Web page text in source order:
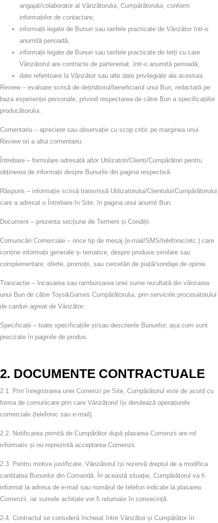
angajat/colaborator al Vânzătorului, Cumpărătorului, conform
informațiilor de contactare;
informații legate de Bunuri sau tarifele practicate de Vânzător într-o
anumită perioadă;
informații legate de Bunuri sau tarifele practicate de terți cu care
Vânzătorul are contracte de parteneriat, într-o anumită perioadă;
date referitoare la Vânzător sau alte date privilegiate ale acestuia.
Review– evaluare scrisă de deținătorul/beneficiarul unui Bun, redactată pe
baza experienței personale, privind respectarea de către Bun a specificațiilor
producătorului.
Comentariu – apreciere sau observație cu scop critic pe marginea unui
Review ori a altui comentariu.
Întrebare – formulare adresată altor Utilizatori/Clienți/Cumpărători pentru
obținerea de informații despre Bunurile din pagina respectivă.
Răspuns – informație scrisă transmisă Utilizatorului/Clientului/Cumpărătorului
care a adresat o Întrebare în Site, în pagina unui anumit Bun.
Document – prezenta secțiune de Termeni și Condiții.
Comunicări Comerciale – orice tip de mesaj (e‑mail/SMS/telefonic/etc.) care
conține informații generale și tematice, despre produse similare sau
complementare, oferte, promoții, sau cercetări de piață/sondaje de opinie.
Tranzacție – încasarea sau rambursarea unei sume rezultată din vânzarea
unui Bun de către Toys&Games Cumpărătorului, prin serviciile procesatorului
de carduri agreat de Vânzător.
Specificații – toate specificațiile și/sau descrierile Bunurilor, așa cum sunt
precizate în paginile de produs.
2. DOCUMENTE CONTRACTUALE
2.1.
Prin înregistrarea unei Comenzi pe Site, Cumpărătorul este de acord cu
forma de comunicare prin care Vânzătorul își derulează operațiunile
comerciale (telefonic sau e‑mail).
2.2.
Notificarea primită de Cumpărător după plasarea Comenzii are rol
informativ și nu reprezintă acceptarea Comenzii.
2.3.
Pentru motive justificate, Vânzătorul își rezervă dreptul de a modifica
cantitatea Bunurilor din Comandă. În această situație, Cumpărătorul va fi
informat la adresa de e‑mail sau numărul de telefon indicate la plasarea
Comenzii, iar sumele achitate vor fi returnate în consecință.
2.4. Contractul se consideră încheiat între Vânzător și Cumpărător în